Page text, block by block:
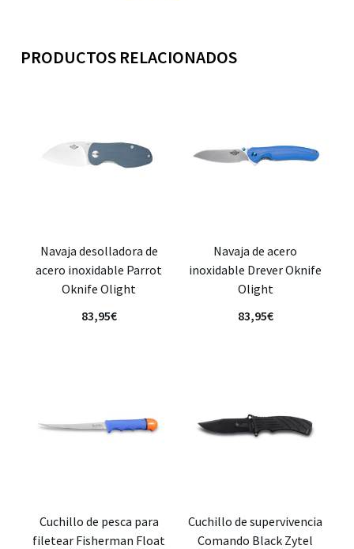
PRODUCTOS RELACIONADOS
Navaja desolladora de
acero inoxidable Parrot
Oknife Olight
83,95€
Navaja de acero
inoxidable Drever Oknife
Olight
83,95€
Cuchillo de pesca para
filetear Fisherman Float
Cuchillo de supervivencia
Comando Black Zytel